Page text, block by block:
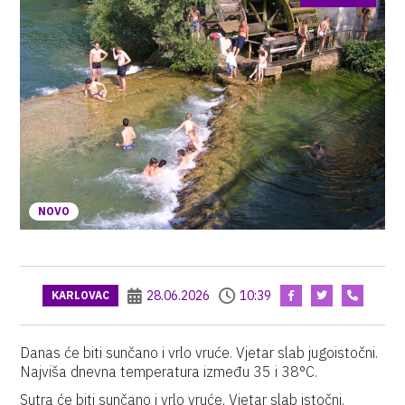
NOVO
KARLOVAC 28.06.2026 10:39
Danas će biti sunčano i vrlo vruće. Vjetar slab jugoistočni.
Najviša dnevna temperatura između 35 i 38°C.
Sutra će biti sunčano i vrlo vruće. Vjetar slab istočni.